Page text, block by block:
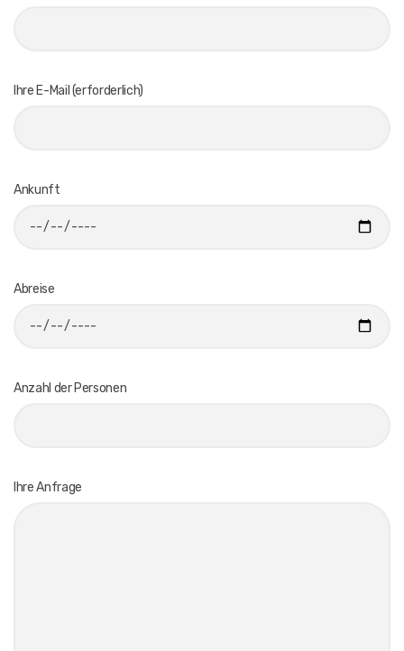
Ihre E-Mail (erforderlich)
Ankunft
Abreise
Anzahl der Personen
Ihre Anfrage